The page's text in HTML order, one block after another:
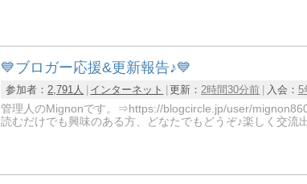
💙ブロガー応援&更新報告♪💙
参加者：2,791人 インターネット 更新：2時間30分前 入会： 5
管理人のMignonです。⇒https://blogcircle.jp/user/
読むだけでも興味のある方、どなたでもどうぞ♪楽しく交流